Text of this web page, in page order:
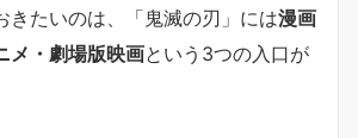
きたいのは、「鬼滅の刃」には漫画
メ・劇場版映画という3つの入口が